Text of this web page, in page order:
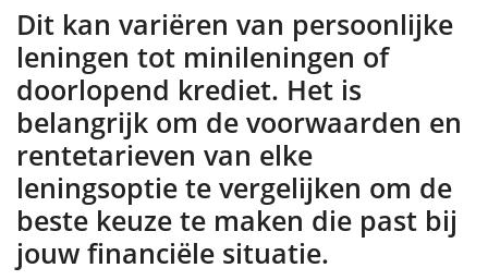
Dit kan variëren van persoonlijke
leningen tot minileningen of
doorlopend krediet. Het is
belangrijk om de voorwaarden en
rentetarieven van elke
leningsoptie te vergelijken om de
beste keuze te maken die past bij
jouw financiële situatie.